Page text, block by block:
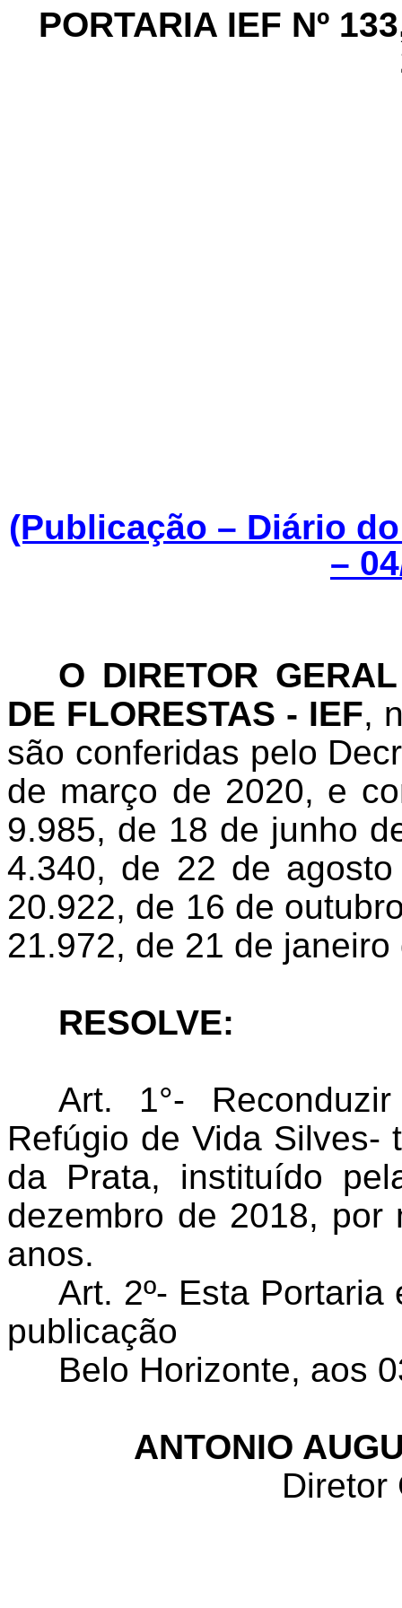
PORTARIA IEF Nº
(Publicação – Diário
–
O DIRETOR
DE FLORESTAS - IEF,
são conferidas pelo
de março de 2020, e
9.985, de 18 de junho
4.340, de 22 de
20.922, de 16 de
21.972, de 21 de janeiro
RESOLVE:
Art. 1°-
Refúgio de Vida Silves-
da Prata, instituído
dezembro de 2018,
anos.
Art. 2º- Esta
publicação
Belo Horizonte, aos
ANTONIO
Diretor